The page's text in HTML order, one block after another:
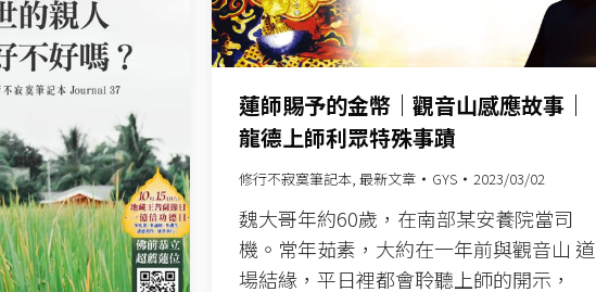
蓮師賜予的金幣｜觀音山感應故事｜
龍德上師利眾特殊事蹟
修行不寂寞筆記本, 最新文章 GYS 2023/03/02
魏大哥年約60歲，在南部某安養院當司
機。常年茹素，大約在一年前與觀音山 道
場結緣，平日裡都會聆聽上師的開示，